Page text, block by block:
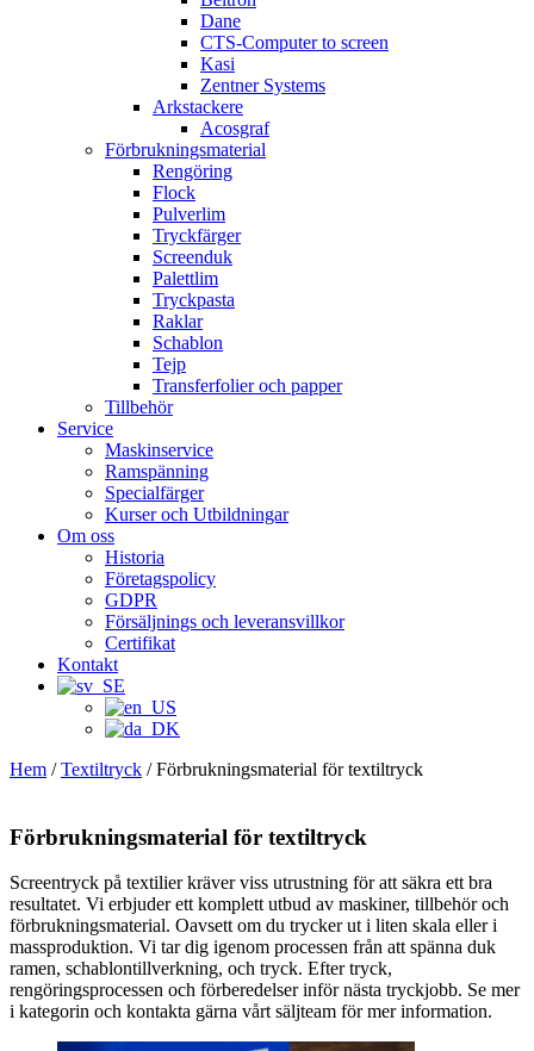
Dane
CTS-Computer to screen
Kasi
Zentner Systems
Arkstackere
Acosgraf
Förbrukningsmaterial
Rengöring
Flock
Pulverlim
Tryckfärger
Screenduk
Palettlim
Tryckpasta
Raklar
Schablon
Tejp
Transferfolier och papper
Tillbehör
Service
Maskinservice
Ramspänning
Specialfärger
Kurser och Utbildningar
Om oss
Historia
Företagspolicy
GDPR
Försäljnings och leveransvillkor
Certifikat
Kontakt
Hem /Textiltryck / Förbrukningsmaterial för textiltryck
Förbrukningsmaterial för textiltryck
Screentryck på textilier kräver viss utrustning för att säkra ett bra
resultatet. Vi erbjuder ett komplett utbud av maskiner, tillbehör och
förbrukningsmaterial. Oavsett om du trycker ut i liten skala eller i
massproduktion. Vi tar dig igenom processen från att spänna duk
ramen, schablontillverkning, och tryck. Efter tryck,
rengöringsprocessen och förberedelser inför nästa tryckjobb. Se mer
i kategorin och kontakta gärna vårt säljteam för mer information.